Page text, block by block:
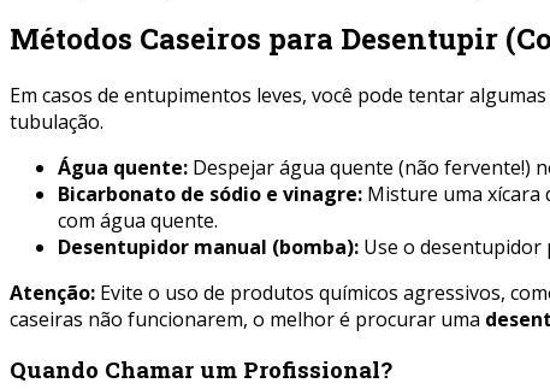
Métodos Caseiros para Desentupir
Em casos de entupimentos leves, você pode tentar
tubulação.
Água quente: Despejar água quente (não fervente!)
Bicarbonato de sódio e vinagre: Misture uma xícara
com água quente.
Desentupidor manual (bomba): Use o desentupidor
Atenção: Evite o uso de produtos químicos agressivos,
caseiras não funcionarem, o melhor é procurar uma
Quando Chamar um Profissional?